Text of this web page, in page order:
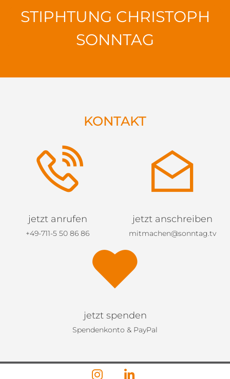
STIPHTUNG CHRISTOPH
SONNTAG
KONTAKT
jetzt anrufen
+49-711-5 50 86 86
jetzt anschreiben
mitmachen@sonntag.tv
jetzt spenden
Spendenkonto & PayPal